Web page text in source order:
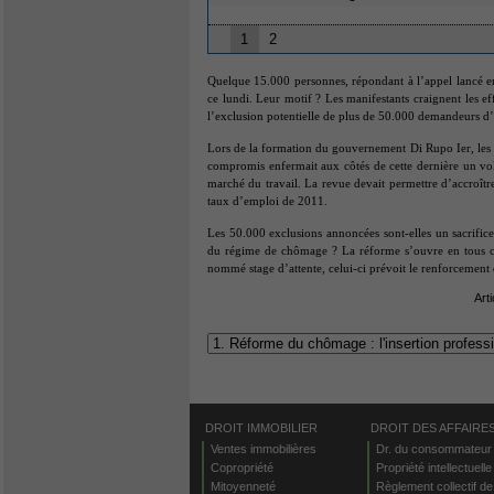
1 2
Quelque 15.000 personnes, répondant à l’appel lancé
ce lundi. Leur motif ? Les manifestants craignent les
l’exclusion potentielle de plus de 50.000 demandeurs
Lors de la formation du gouvernement Di Rupo Ier, les
compromis enfermait aux côtés de cette dernière un
marché du travail. La revue devait permettre
taux d’emploi de 2011.
Les 50.000 exclusions annoncées sont-elles un
du régime de chômage ? La réforme s’ouvre en tous
nommé stage d’attente, celui-ci prévoit le renforcement
DROIT IMMOBILIER
Ventes immobilières
Copropriété
Mitoyenneté
DROIT DES
Dr. du consommateur
Propriété intellectuelle
Règlement collectif de